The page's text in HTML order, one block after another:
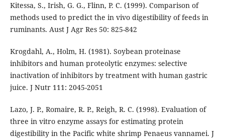
Kitessa, S., Irish, G. G., Flinn, P. C. (1999). Comparison of
methods used to predict the in vivo digestibility of feeds in
ruminants. Aust J Agr Res 50: 825-842
Krogdahl, A., Holm, H. (1981). Soybean proteinase
inhibitors and human proteolytic enzymes: selective
inactivation of inhibitors by treatment with human gastric
juice. J Nutr 111: 2045-2051
Lazo, J. P., Romaire, R. P., Reigh, R. C. (1998). Evaluation of
three in vitro enzyme assays for estimating protein
digestibility in the Pacific white shrimp Penaeus vannamei. J